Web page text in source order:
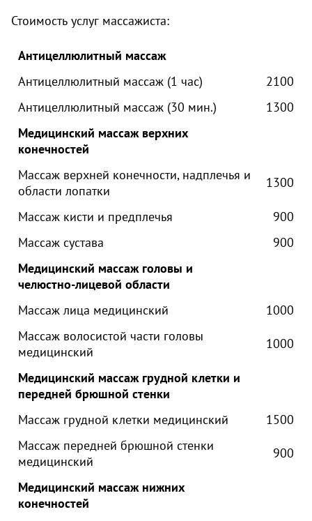
Стоимость услуг массажиста:
Антицеллюлитный массаж
Антицеллюлитный массаж (1 час)
2100
Антицеллюлитный массаж (30 мин.)
1300
Медицинский массаж верхних
конечностей
Массаж верхней конечности, надплечья и
области лопатки
1300
Массаж кисти и предплечья
900
Массаж сустава
900
Медицинский массаж головы и
челюстно-лицевой области
Массаж лица медицинский
1000
Массаж волосистой части головы
медицинский
1000
Медицинский массаж грудной клетки и
передней брюшной стенки
Массаж грудной клетки медицинский
1500
Массаж передней брюшной стенки
медицинский
900
Медицинский массаж нижних
конечностей